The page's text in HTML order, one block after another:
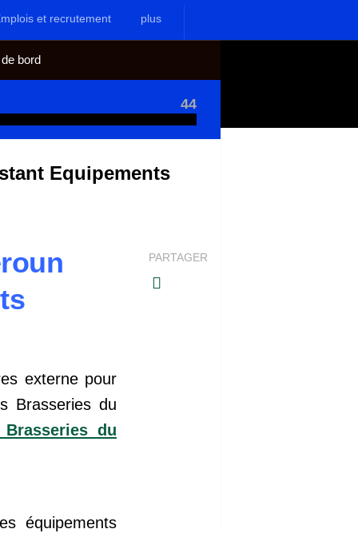
et recrutement plus
bord
44
Equipements
externe pour
Brasseries du
Brasseries du
équipements
PARTAGER